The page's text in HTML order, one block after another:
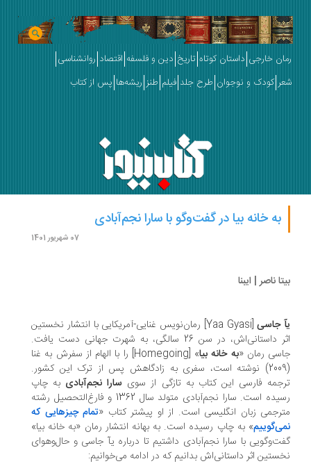
خارجی داستان کوتاه تاریخ دین و فلسفه اقتصاد روانشناسی
کودک و نوجوان طرح جلد فیلم طنز ریشه‌ها پس از کتاب
به خانه بیا در گفت‌وگو با سارا نجم‌آبادی
ناصر | ایبنا
جاسی
[Yaa Gyasi] رمان‌نویس غنایی-آمریکایی با انتشار نخستین
اثر داستانی‌اش، در سن 26 سالگی، به شهرت جهانی دست یافت.
رمان « به خانه بیا
» [Homegoing] را با الهام از سفرش به غنا
(2009) نوشته است، سفری به زادگاهش پس از ترک این کشور.
فارسی این کتاب به تازگی از سوی سارا نجم‌آبادیبه چاپ
رسیده است. سارا نجم‌آبادی متولد سال 1362 و فارغ‌التحصیل رشته
زبان انگلیسی است. از او پیشتر کتاب «تمام چیزهایی که
» به چاپ رسیده است. به بهانه انتشار رمان «به خانه بیا»
با سارا نجم‌آبادی داشتیم تا درباره یآ جاسی و حال‌وهوای
اثر داستانی‌اش بدانیم که در ادامه می‌خوانیم: